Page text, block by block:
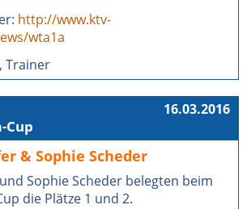
http://www.ktv-
wta1a
Trainer
16.03.2016
Cup
& Sophie Scheder
Sophie Scheder belegten beim
die Plätze 1 und 2.